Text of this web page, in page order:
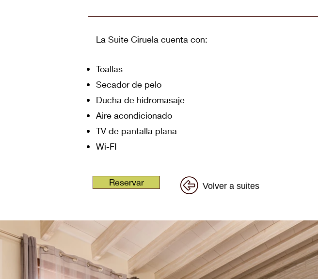
La Suite Ciruela cuenta con:
Toallas
Secador de pelo
Ducha de hidromasaje
Aire acondicionado
TV de pantalla plana
Wi-FI
Reservar Volver a suites